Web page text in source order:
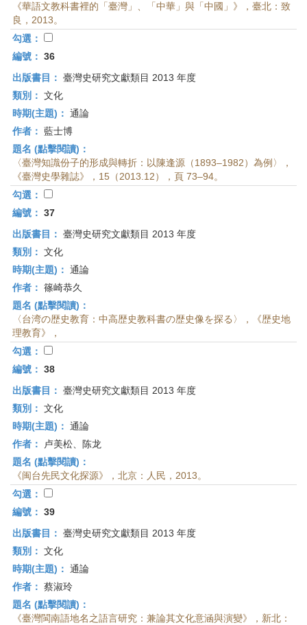
《華語文教科書裡的「臺灣」、「中華」與「中國」》，臺北：致
良，2013。
勾選：
編號： 36
出版書目： 臺灣史研究文獻類目 2013 年度
類別： 文化
時期(主題)： 通論
作者： 藍士博
題名 (點擊閱讀)：
〈臺灣知識份子的形成與轉折：以陳逢源（1893–1982）為例〉，
《臺灣史學雜誌》，15（2013.12），頁 73–94。
勾選：
編號： 37
出版書目： 臺灣史研究文獻類目 2013 年度
類別： 文化
時期(主題)： 通論
作者： 篠崎恭久
題名 (點擊閱讀)：
〈台湾の歴史教育：中高歴史教科書の歴史像を探る〉，《歴史地
理教育》，
勾選：
編號： 38
出版書目： 臺灣史研究文獻類目 2013 年度
類別： 文化
時期(主題)： 通論
作者：
卢美松、陈龙
題名 (點擊閱讀)：
《闽台先民文化探源》，北京：人民，2013。
勾選：
編號： 39
出版書目： 臺灣史研究文獻類目 2013 年度
類別： 文化
時期(主題)： 通論
作者： 蔡淑玲
題名 (點擊閱讀)：
《臺灣閩南語地名之語言研究：兼論其文化意涵與演變》，新北：